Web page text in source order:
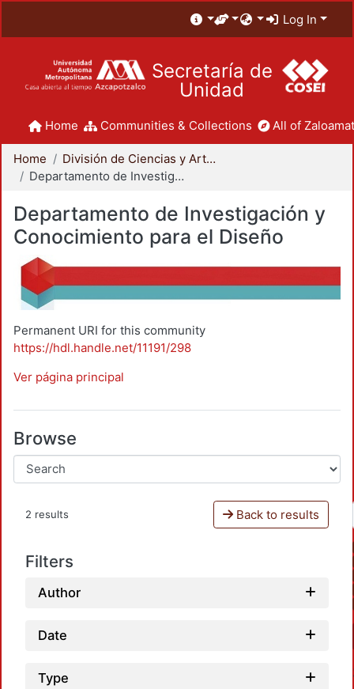
Log In
Secretaría de
Unidad
Home Communities & Collections All of
Home
División de Ciencias y Artes para el Diseño
Departamento de Investigación y Conocimiento para el Diseño
Departamento de Investigación y
Conocimiento para el Diseño
Permanent URI for this community
https://hdl.handle.net/11191/298
Ver página principal
Browse
2 results Back to results
Filters
Author
Date
Type